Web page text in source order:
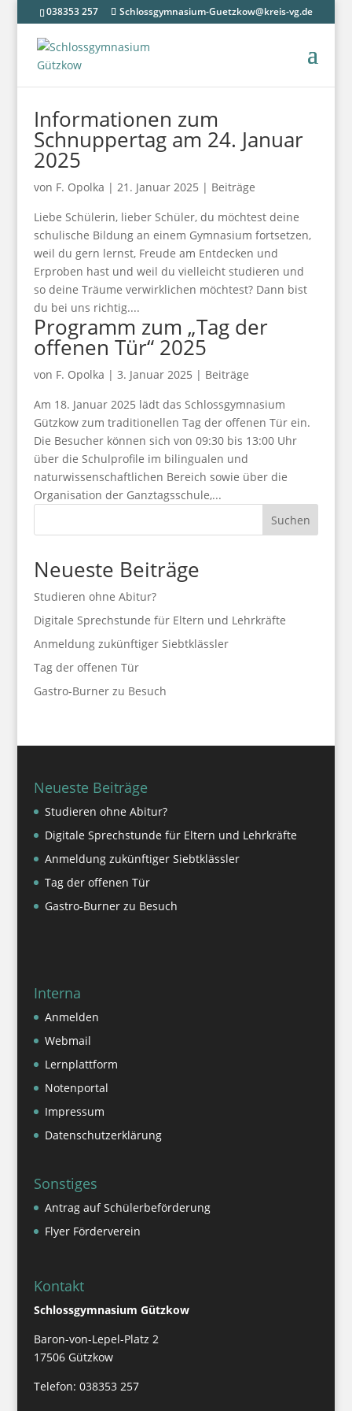
038353 257 Schlossgymnasium-Guetzkow@kreis-vg.de
Informationen zum
Schnuppertag am 24. Januar
2025
von F. Opolka | 21. Januar 2025 | Beiträge
Liebe Schülerin, lieber Schüler, du möchtest deine
schulische Bildung an einem Gymnasium fortsetzen,
weil du gern lernst, Freude am Entdecken und
Erproben hast und weil du vielleicht studieren und
so deine Träume verwirklichen möchtest? Dann bist
du bei uns richtig....
Programm zum „Tag der
offenen Tür“ 2025
von F. Opolka | 3. Januar 2025 | Beiträge
Am 18. Januar 2025 lädt das Schlossgymnasium
Gützkow zum traditionellen Tag der offenen Tür ein.
Die Besucher können sich von 09:30 bis 13:00 Uhr
über die Schulprofile im bilingualen und
naturwissenschaftlichen Bereich sowie über die
Organisation der Ganztagsschule,...
Suchen
Neueste Beiträge
Studieren ohne Abitur?
Digitale Sprechstunde für Eltern und Lehrkräfte
Anmeldung zukünftiger Siebtklässler
Tag der offenen Tür
Gastro-Burner zu Besuch
Neueste Beiträge
Studieren ohne Abitur?
Digitale Sprechstunde für Eltern und Lehrkräfte
Anmeldung zukünftiger Siebtklässler
Tag der offenen Tür
Gastro-Burner zu Besuch
Interna
Anmelden
Webmail
Lernplattform
Notenportal
Impressum
Datenschutzerklärung
Sonstiges
Antrag auf Schülerbeförderung
Flyer Förderverein
Kontakt
Schlossgymnasium Gützkow
Baron-von-Lepel-Platz 2
17506 Gützkow
Telefon: 038353 257